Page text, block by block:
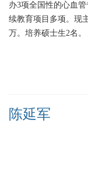
办3项全国性的心血
续教育项目多项。现
万。培养硕士生2名。
陈延军